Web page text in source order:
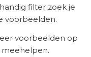
filter zoek je
voorbeelden.
voorbeelden op
meehelpen.